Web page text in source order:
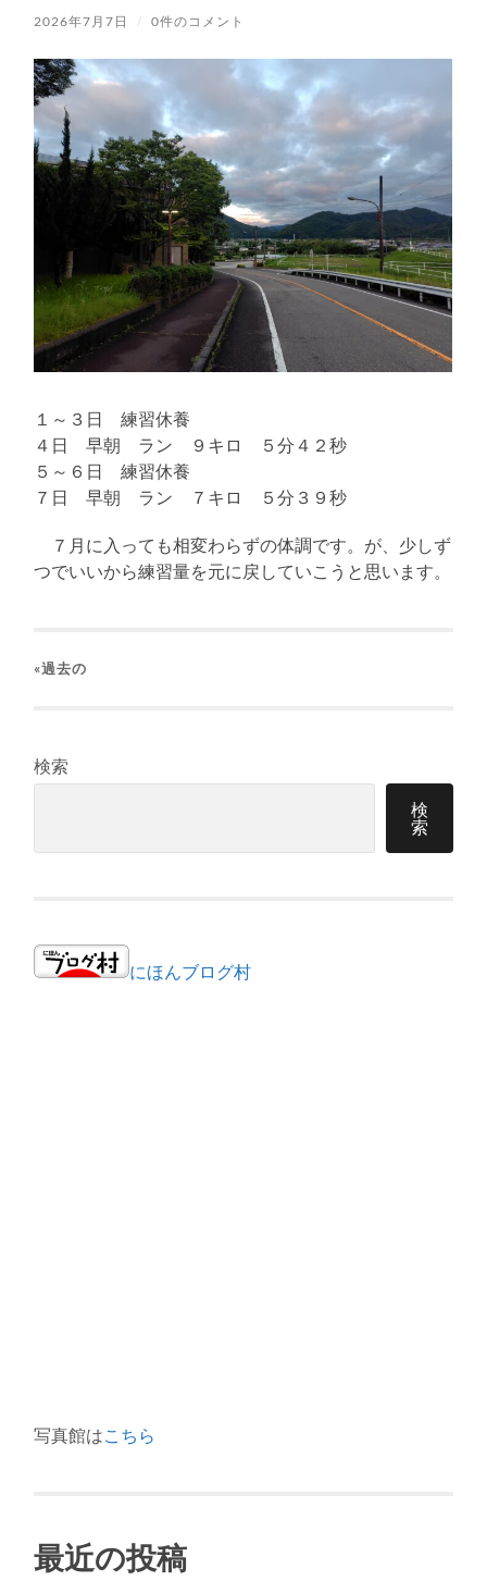
2026年7月7日 / 0件のコメント
１～３日 練習休養
４日 早朝 ラン ９キロ ５分４２秒
５～６日 練習休養
７日 早朝 ラン ７キロ ５分３９秒
７月に入っても相変わらずの体調です。が、少しず
つでいいから練習量を元に戻していこうと思います。
«過去の
検索
検
索
にほんブログ村
写真館はこちら
最近の投稿